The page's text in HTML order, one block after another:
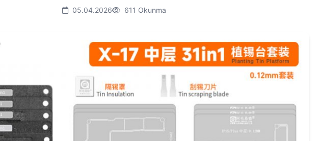
05.04.2026 611 Okunma